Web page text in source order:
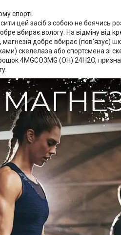
спорті.
цей засіб з собою не боячись
вбирає вологу. На відміну від
добре вбирає (пов'язує)
скелелаза або спортсмена зі
4MGCO3MG (OH) 24H2O,